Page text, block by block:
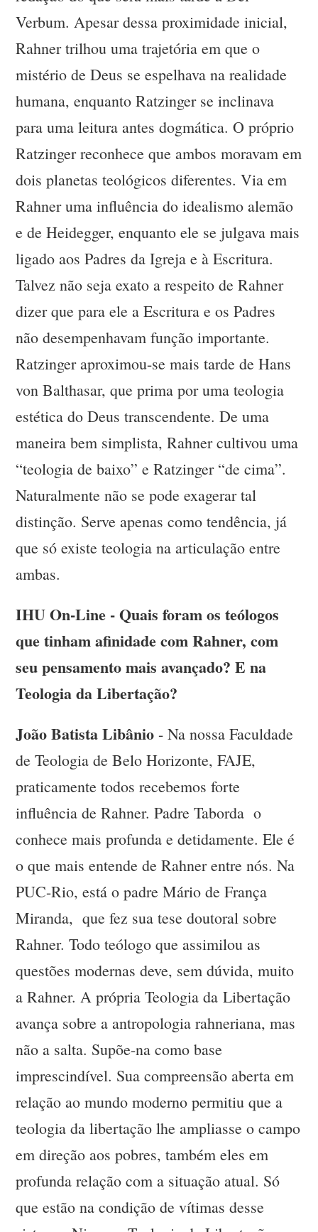
Verbum. Apesar dessa proximidade inicial,
Rahner trilhou uma trajetória em que o
mistério de Deus se espelhava na realidade
humana, enquanto Ratzinger se inclinava
para uma leitura antes dogmática. O próprio
Ratzinger reconhece que ambos moravam em
dois planetas teológicos diferentes. Via em
Rahner uma influência do idealismo alemão
e de Heidegger, enquanto ele se julgava mais
ligado aos Padres da Igreja e à Escritura.
Talvez não seja exato a respeito de Rahner
dizer que para ele a Escritura e os Padres
não desempenhavam função importante.
Ratzinger aproximou-se mais tarde de Hans
von Balthasar, que prima por uma teologia
estética do Deus transcendente. De uma
maneira bem simplista, Rahner cultivou uma
“teologia de baixo” e Ratzinger “de cima”.
Naturalmente não se pode exagerar tal
distinção. Serve apenas como tendência, já
que só existe teologia na articulação entre
ambas.
IHU On-Line - Quais foram os teólogos
que tinham afinidade com Rahner, com
seu pensamento mais avançado? E na
Teologia da Libertação?
João Batista Libânio - Na nossa Faculdade
de Teologia de Belo Horizonte, FAJE,
praticamente todos recebemos forte
influência de Rahner. Padre Taborda o
conhece mais profunda e detidamente. Ele é
o que mais entende de Rahner entre nós. Na
PUC-Rio, está o padre Mário de França
Miranda, que fez sua tese doutoral sobre
Rahner. Todo teólogo que assimilou as
questões modernas deve, sem dúvida, muito
a Rahner. A própria Teologia da Libertação
avança sobre a antropologia rahneriana, mas
não a salta. Supõe-na como base
imprescindível. Sua compreensão aberta em
relação ao mundo moderno permitiu que a
teologia da libertação lhe ampliasse o campo
em direção aos pobres, também eles em
profunda relação com a situação atual. Só
que estão na condição de vítimas desse